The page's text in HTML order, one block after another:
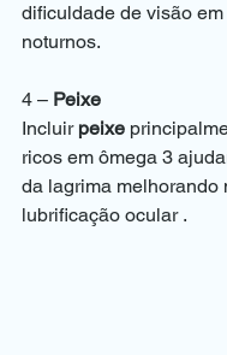
dificuldade de visão
noturnos.
4 – Peixe
Incluir peixe
ricos em ômega 3
da lagrima melhorando
lubrificação ocular .